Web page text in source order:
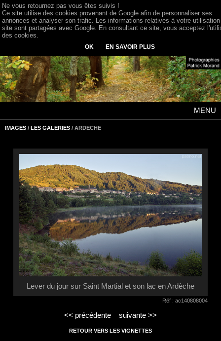
MENU
IMAGES / LES GALERIES / ARDECHE
Lever du jour sur Saint Martial et son lac en Ardèche
Réf : ac140808004
<< précédente suivante >>
RETOUR VERS LES VIGNETTES
Ne vous retournez pas vous êtes suivis !
Ce site utilise des cookies provenant de Google afin de personnaliser ses
annonces et analyser son trafic. Les informations relatives à votre
site sont partagées avec Google. En consultant ce site, vous acceptez
des cookies.
OK EN SAVOIR PLUS